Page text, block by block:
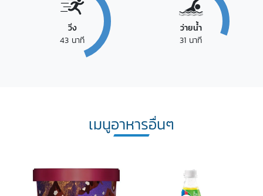
วิ่ง
43 นาที
ว่ายน้ำ
31 นาที
เมนูอาหารอื่นๆ